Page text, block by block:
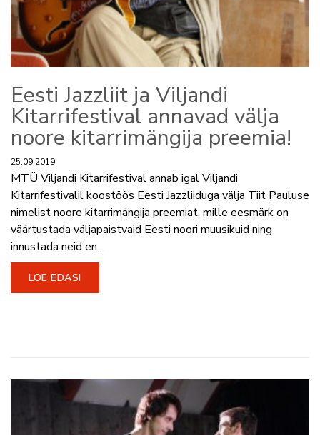
Eesti Jazzliit ja Viljandi
Kitarrifestival annavad välja
noore kitarrimängija preemia!
25.09.2019
MTÜ Viljandi Kitarrifestival annab igal Viljandi
Kitarrifestivalil koostöös Eesti Jazzliiduga välja Tiit Pauluse
nimelist noore kitarrimängija preemiat, mille eesmärk on
väärtustada väljapaistvaid Eesti noori muusikuid ning
innustada neid en...
LOE EDASI